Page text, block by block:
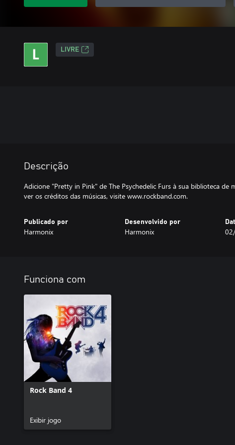
LIVRE
Descrição
Adicione "Pretty in Pink" de The Psychedelic Furs à sua biblioteca de
ver os créditos das músicas, visite www.rockband.com.
Publicado por
Harmonix
Desenvolvido por
Harmonix
Funciona com
Rock Band 4
Exibir jogo